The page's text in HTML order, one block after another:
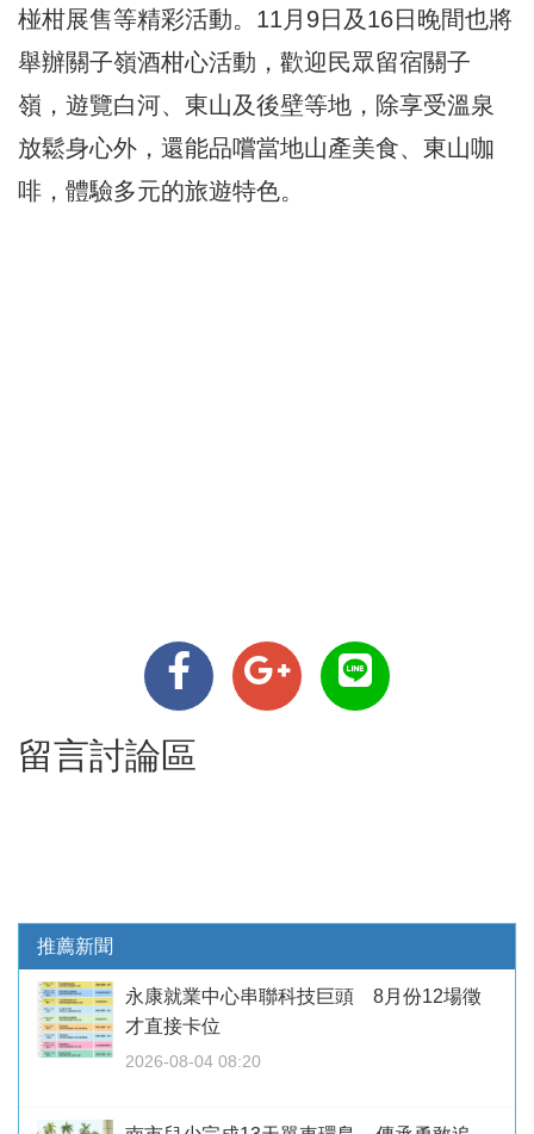
椪柑展售等精彩活動。11月9日及16日晚間也將
舉辦關子嶺酒柑心活動，歡迎民眾留宿關子
嶺，遊覽白河、東山及後壁等地，除享受溫泉
放鬆身心外，還能品嚐當地山產美食、東山咖
啡，體驗多元的旅遊特色。
留言討論區
推薦新聞
永康就業中心串聯科技巨頭 8月份12場徵
才直接卡位
2026-08-04 08:20